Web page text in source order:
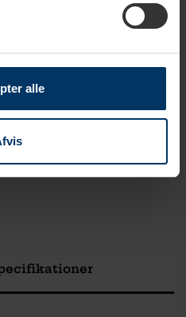
alle
2,5kg Hele kaffebønner
5,2kg Hele kaffebønner